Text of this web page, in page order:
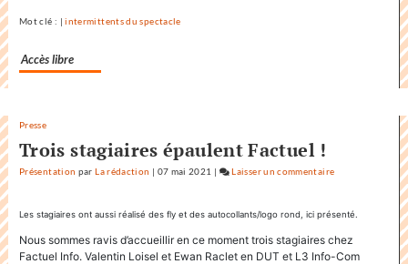
Mot clé : |intermittents du spectacle
Accès libre
Presse
Trois stagiaires épaulent Factuel !
Présentation parLa rédaction | 07 mai 2021 | Laisser un commentaire
accapare
Les stagiaires ont aussi réalisé des fly et des autocollants/logo rond, ici présenté.
Nous sommes ravis d’accueillir en ce moment trois stagiaires chez
Factuel Info. Valentin Loisel et Ewan Raclet en DUT et L3 Info-Com